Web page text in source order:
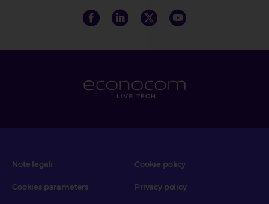
Note legali Cookie policy
Cookies parameters Privacy policy